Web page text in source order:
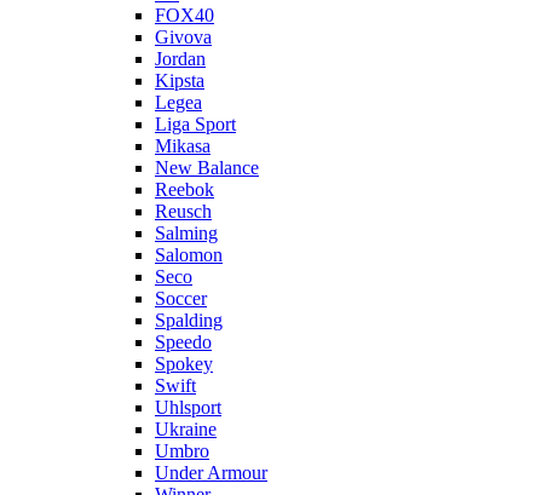
FOX40
Givova
Jordan
Kipsta
Legea
Liga Sport
Mikasa
New Balance
Reebok
Reusch
Salming
Salomon
Seco
Soccer
Spalding
Speedo
Spokey
Swift
Uhlsport
Ukraine
Umbro
Under Armour